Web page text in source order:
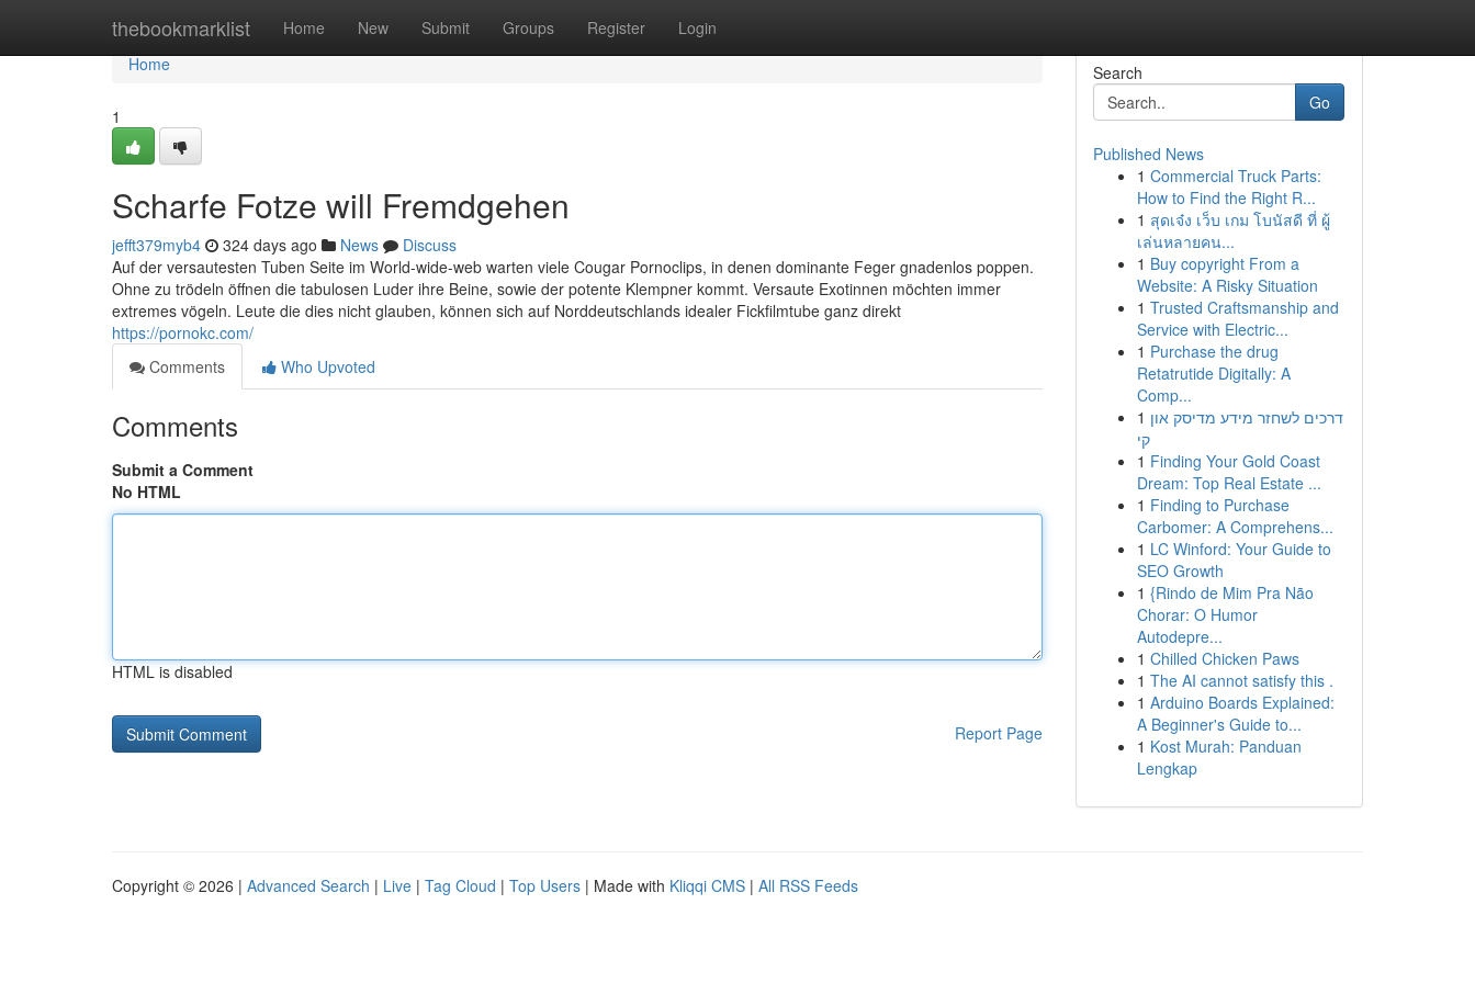
thebookmarklist Home New Submit Groups Register Login
Home
Home
1
Scharfe Fotze will Fremdgehen
jefft379myb4 324 days ago News
Discuss
Auf der versautesten Tuben Seite im World-wide-web warten viele Cougar Pornoclips, in denen dominante Feger gnadenlos poppen.
Ohne zu trödeln öffnen die tabulosen Luder ihre Beine, sowie der potente Klempner kommt. Versaute Exotinnen möchten immer
extremes vögeln. Leute die dies nicht glauben, können sich auf Norddeutschlands idealer Fickfilmtube ganz direkt
https://pornokc.com/
Comments
Who Upvoted
Comments
Submit a Comment
No HTML
HTML is disabled
Report Page
Search
Go
Published News
1 Commercial Truck Parts:
How to Find the Right R...
1 สุดเจ๋ง เว็บ เกม โบนัสดี ที่ ผู้
เล่นหลายคน...
1 Buy copyright From a
Website: A Risky Situation
1 Trusted Craftsmanship and
Service with Electric...
1 Purchase the drug
Retatrutide Digitally: A
Comp...
1 דרכים לשחזר מידע מדיסק און
קי
1 Finding Your Gold Coast
Dream: Top Real Estate ...
1 Finding to Purchase
Carbomer: A Comprehens...
1 LC Winford: Your Guide to
SEO Growth
1 {Rindo de Mim Pra Não
Chorar: O Humor
Autodepre...
1 Chilled Chicken Paws
1 The AI cannot satisfy this .
1 Arduino Boards Explained:
A Beginner's Guide to...
1 Kost Murah: Panduan
Lengkap
Copyright © 2026 | Advanced Search | Live | Tag Cloud | Top Users | Made with Kliqqi CMS | All RSS Feeds